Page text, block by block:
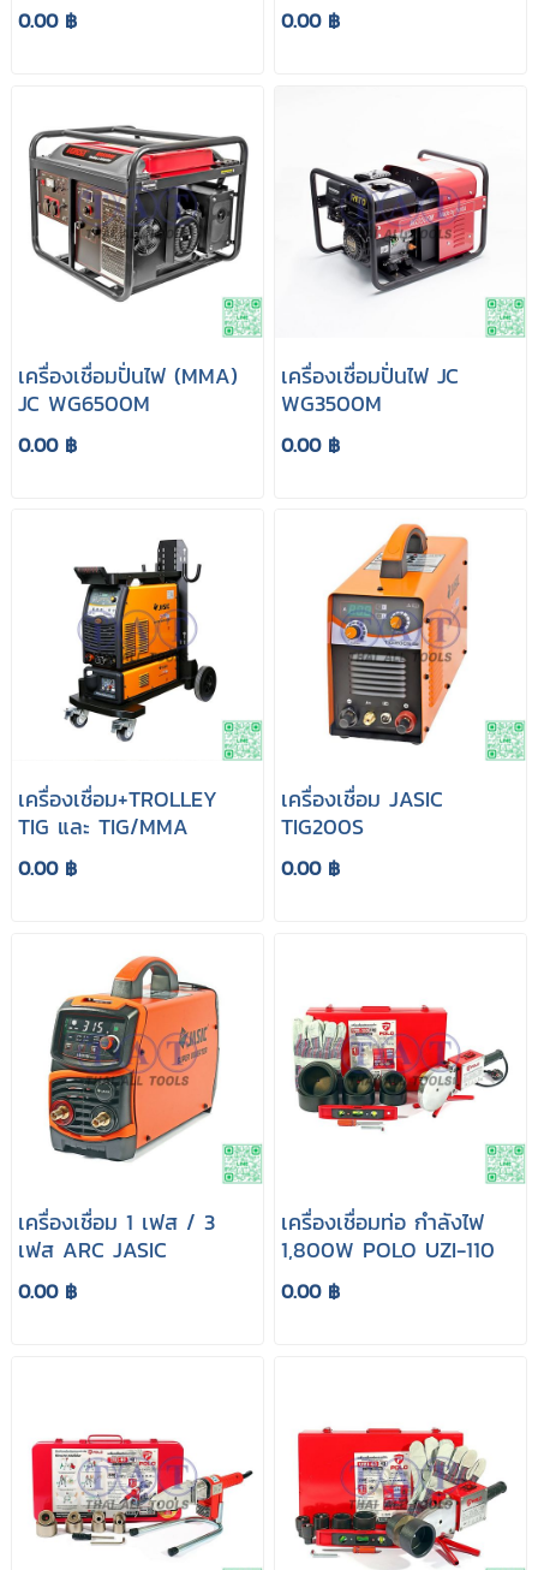
0.00 ฿ 0.00 ฿
เครื่องเชื่อมปั่นไฟ (MMA)
JC WG6500M
0.00 ฿
เครื่องเชื่อมปั่นไฟ JC
WG3500M
0.00 ฿
เครื่องเชื่อม+TROLLEY
TIG และ TIG/MMA
0.00 ฿
เครื่องเชื่อม JASIC
TIG200S
0.00 ฿
เครื่องเชื่อม 1 เฟส / 3
เฟส ARC JASIC
0.00 ฿
เครื่องเชื่อมท่อ กำลังไฟ
1,800W POLO UZI-110
0.00 ฿